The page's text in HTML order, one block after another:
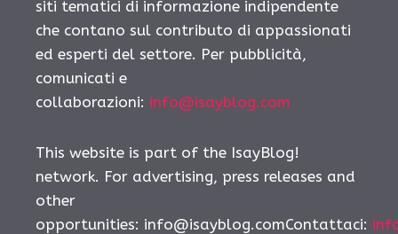
siti tematici di informazione indipendente
che contano sul contributo di appassionati
ed esperti del settore. Per pubblicità,
comunicati e
collaborazioni: info@isayblog.com
This website is part of the IsayBlog!
network. For advertising, press releases and
other
opportunities: info@isayblog.comContattaci: